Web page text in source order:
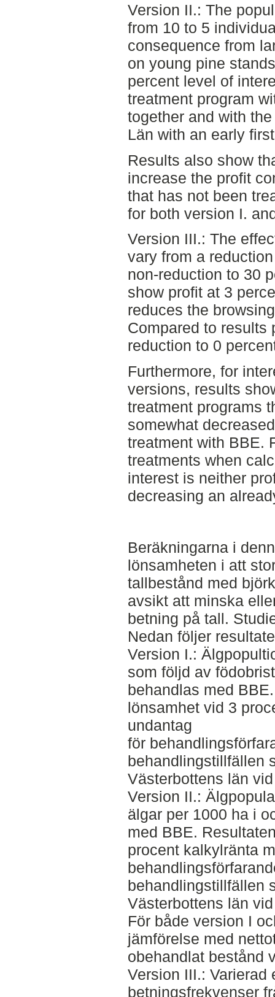
Version II.: The
from 10 to 5
consequence from
on young pine
percent level of
treatment program
together and with
Län with an early
Results also show
increase the profit
that has not been
for both version I.
Version III.: The
vary from a
non-reduction to 30
show profit at 3
reduces the
Compared to results
reduction to 0
Furthermore, for
versions, results
treatment programs
somewhat
treatment with BBE.
treatments when
interest is neither
decreasing an
Beräkningarna i
lönsamheten i att
tallbestånd med
avsikt att minska
betning på tall.
Nedan följer
Version I.:
som följd av
behandlas med
lönsamhet vid 3
undantag
för
behandlingstillfällen
Västerbottens län
Version II.:
älgar per 1000 ha i
med BBE.
procent kalkylränta
behandlingstillfällen
Västerbottens län
För både version I
jämförelse med
obehandlat bestånd
Version III.: Varierad
betningsfrekvenser